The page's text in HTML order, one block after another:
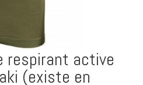
respirant active
(existe en